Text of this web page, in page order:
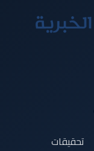
تحقيقات